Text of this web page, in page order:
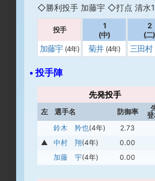
◇勝利投手 加藤宇 ◇打点 清水1
投手
加藤宇 (4年)
1
(中)
菊井 (4年)
2
(二)
三田村
• 投手陣
先発投手
左 選手名 防御率
鈴木 羚也(4年) 2.73
▲
中村 翔(4年) 0.00
加藤 宇(4年) 0.00